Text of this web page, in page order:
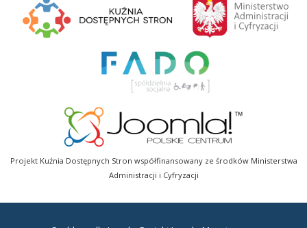
Projekt Kuźnia Dostępnych Stron współfinansowany ze środków Ministerstwa
Administracji i Cyfryzacji